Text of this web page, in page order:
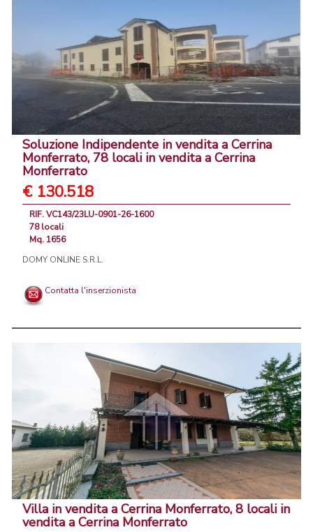
Soluzione Indipendente in vendita a Cerrina
Monferrato, 78 locali in vendita a Cerrina
Monferrato
€ 130.518
RIF. VC143/23LU-0901-26-1600
78 locali
Mq. 1656
DOMY ONLINE S.R.L.
Contatta l'inserzionista
Villa in vendita a Cerrina Monferrato, 8 locali in
vendita a Cerrina Monferrato